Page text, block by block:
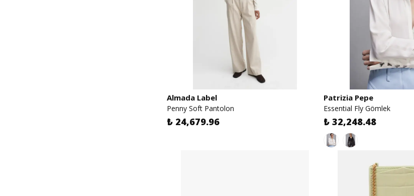
Almada Label
Penny Soft Pantolon
₺ 24,679.96
Patrizia Pepe
Essential Fly Gömlek
₺ 32,248.48